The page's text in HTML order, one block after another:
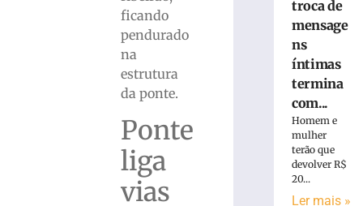
ficando
pendurado
na
estrutura
da ponte.
Ponte
liga
vias
Homem
preso
troca de
mensage
ns
íntimas
termina
com...
Homem e
mulher
terão que
devolver R$
20...
Ler mais »